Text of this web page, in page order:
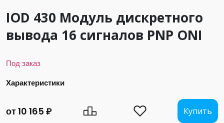
IOD 430 Модуль дискретного
вывода 16 сигналов PNP ONI
Под заказ
Характеристики
от 10 165 ₽
Купить